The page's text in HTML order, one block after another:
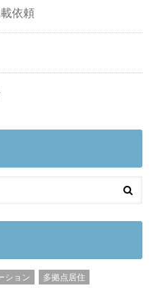
依頼
ション 多拠点居住